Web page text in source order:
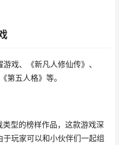
戏、《新凡人修仙传》、
第五人格》等。
型的榜样作品，这款游戏深
玩家可以和小伙伴们一起组